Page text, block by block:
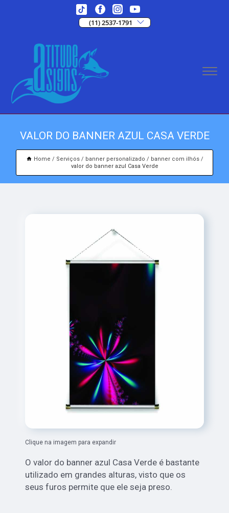
(11) 2537-1791
VALOR DO BANNER AZUL CASA VERDE
Home Serviços banner personalizado
banner com ilhós
valor do banner azul Casa Verde
Clique na imagem para expandir
O valor do banner azul Casa Verde é bastante
utilizado em grandes alturas, visto que os
seus furos permite que ele seja preso.